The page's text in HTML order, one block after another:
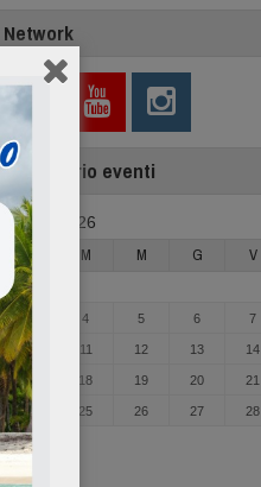
Network
Calendario eventi
Agosto 2026
L M M G V
3 4 5 6 7
10 11 12 13 14
17 18 19 20 21
24 25 26 27 28
31